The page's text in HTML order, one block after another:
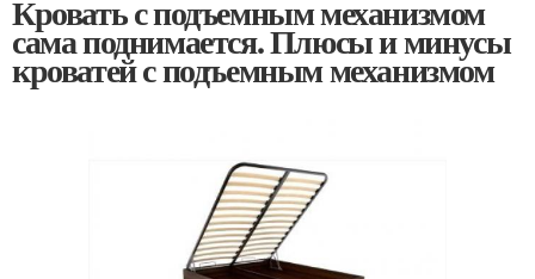
Кровать с подъемным механизмом
сама поднимается. Плюсы и минусы
кроватей с подъемным механизмом